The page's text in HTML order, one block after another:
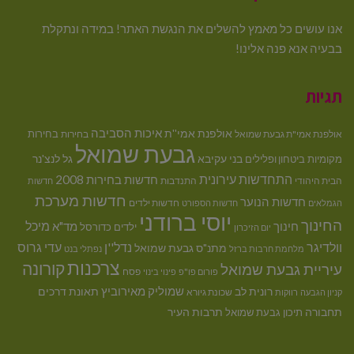
אנו עושים כל מאמץ להשלים את הנגשת האתר! במידה ונתקלת
בבעיה אנא פנה אלינו!
תגיות
אולפנת אמי"ת גבעת שמואל אולפנת אמי''תאיכות הסביבה בחירות בחירות
מקומיות ביטחון ופלילים בני עקיבא גבעת שמואל גל לנצ'נר
הבית היהודי התחדשות עירונית התנדבות חדשות בחירות 2008 חדשות
הגמלאים חדשות הנוער חדשות הספורט חדשות ילדים חדשות מערכת
החינוך חינוך יום הזיכרון יוסי ברודני ילדים כדורסל מד"א מיכל
וולדיגר מלחמת חרבות ברזל מתנ"ס גבעת שמואל נדל''ן נפתלי בנט עדי גרוס
עיריית גבעת שמואל פורום פו"פ פינוי בינוי פסח צרכנותקורונה
קניון הגבעה רווקות רונית לב שכונת גיורא שמוליק מאירוביץ תאונת דרכים
תחבורה תיכון גבעת שמואל תרבות העיר